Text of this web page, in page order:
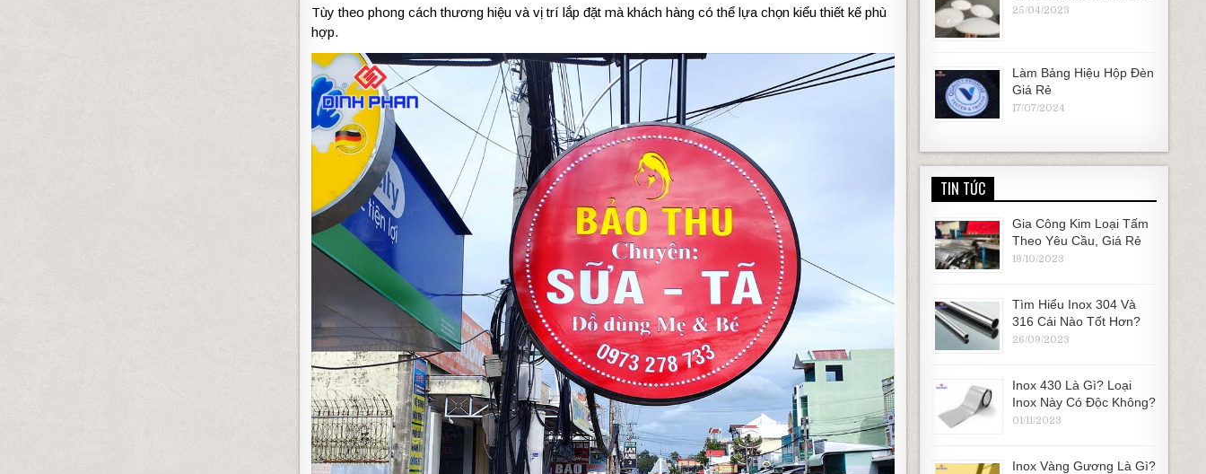
Tùy theo phong cách thương hiệu và vị trí lắp đặt mà khách hàng có thể lựa chọn kiểu thiết kế phù
hợp.
25/04/2023
Làm Bảng Hiệu Hộp Đèn
Giá Rẻ
17/07/2024
TIN TỨC
Gia Công Kim Loại Tấm
Theo Yêu Cầu, Giá Rẻ
19/10/2023
Tìm Hiểu Inox 304 Và
316 Cái Nào Tốt Hơn?
26/09/2023
Inox 430 Là Gì? Loại
Inox Này Có Độc Không?
01/11/2023
Inox Vàng Gương Là Gì?